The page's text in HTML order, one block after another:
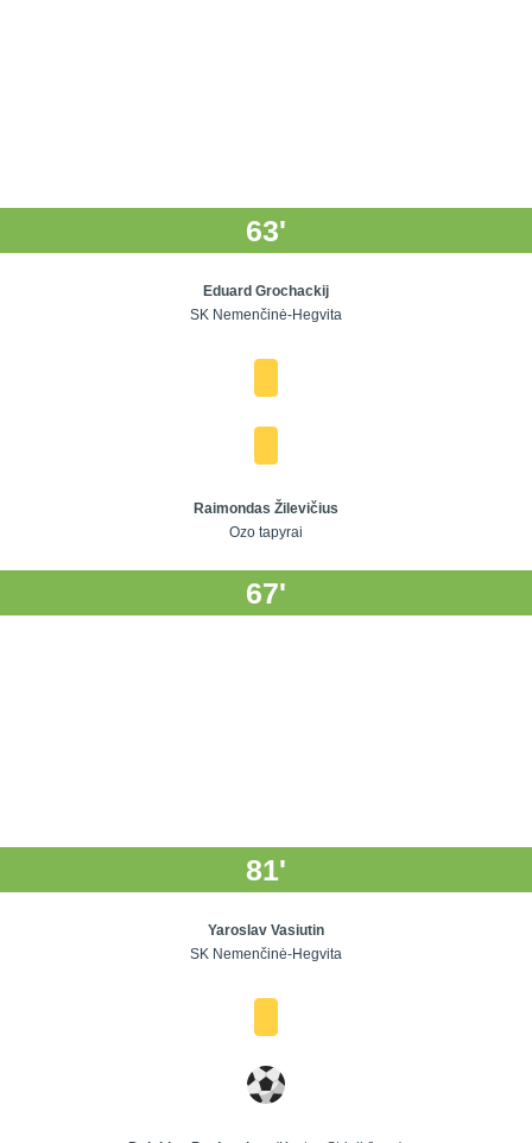
63'
Eduard Grochackij
SK Nemenčinė-Hegvita
Raimondas Žilevičius
Ozo tapyrai
67'
81'
Yaroslav Vasiutin
SK Nemenčinė-Hegvita